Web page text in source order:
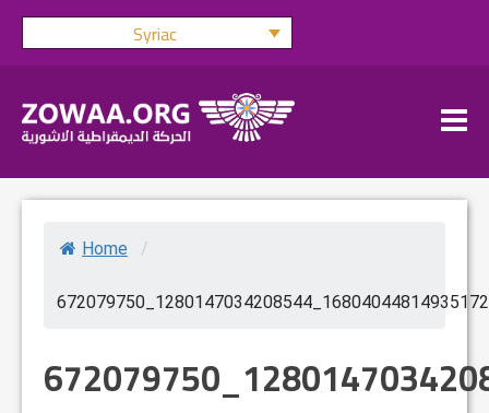
Skip
Syriac
Home /